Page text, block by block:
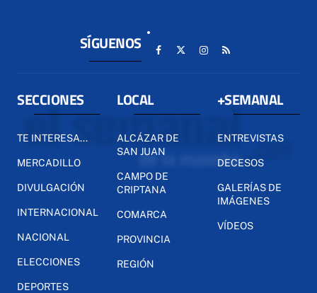
SÍGUENOS
SECCIONES
TE INTERESA...
MERCADILLO
DIVULGACIÓN
INTERNACIONAL
NACIONAL
ELECCIONES
DEPORTES
LOCAL
ALCÁZAR DE
SAN JUAN
CAMPO DE
CRIPTANA
COMARCA
PROVINCIA
REGIÓN
+SEMANAL
ENTREVISTAS
DECESOS
GALERÍAS DE
IMÁGENES
VÍDEOS